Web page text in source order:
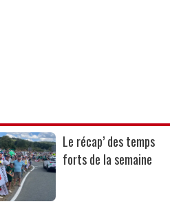
Le récap’ des temps
forts de la semaine